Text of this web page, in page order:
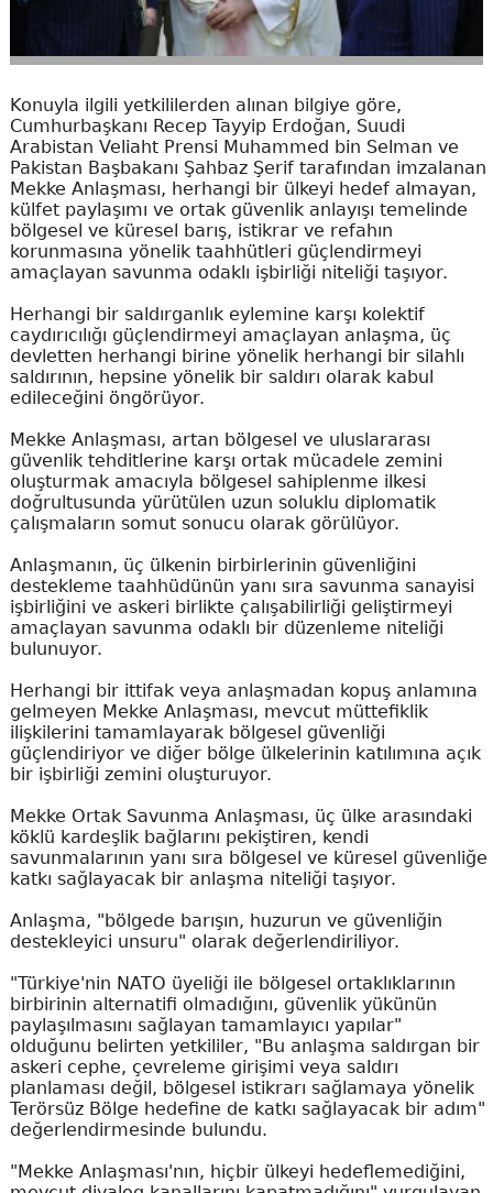
Konuyla ilgili yetkililerden alınan bilgiye göre,
Cumhurbaşkanı Recep Tayyip Erdoğan, Suudi
Arabistan Veliaht Prensi Muhammed bin Selman ve
Pakistan Başbakanı Şahbaz Şerif tarafından imzalanan
Mekke Anlaşması, herhangi bir ülkeyi hedef almayan,
külfet paylaşımı ve ortak güvenlik anlayışı temelinde
bölgesel ve küresel barış, istikrar ve refahın
korunmasına yönelik taahhütleri güçlendirmeyi
amaçlayan savunma odaklı işbirliği niteliği taşıyor.
Herhangi bir saldırganlık eylemine karşı kolektif
caydırıcılığı güçlendirmeyi amaçlayan anlaşma, üç
devletten herhangi birine yönelik herhangi bir silahlı
saldırının, hepsine yönelik bir saldırı olarak kabul
edileceğini öngörüyor.
Mekke Anlaşması, artan bölgesel ve uluslararası
güvenlik tehditlerine karşı ortak mücadele zemini
oluşturmak amacıyla bölgesel sahiplenme ilkesi
doğrultusunda yürütülen uzun soluklu diplomatik
çalışmaların somut sonucu olarak görülüyor.
Anlaşmanın, üç ülkenin birbirlerinin güvenliğini
destekleme taahhüdünün yanı sıra savunma sanayisi
işbirliğini ve askeri birlikte çalışabilirliği geliştirmeyi
amaçlayan savunma odaklı bir düzenleme niteliği
bulunuyor.
Herhangi bir ittifak veya anlaşmadan kopuş anlamına
gelmeyen Mekke Anlaşması, mevcut müttefiklik
ilişkilerini tamamlayarak bölgesel güvenliği
güçlendiriyor ve diğer bölge ülkelerinin katılımına açık
bir işbirliği zemini oluşturuyor.
Mekke Ortak Savunma Anlaşması, üç ülke arasındaki
köklü kardeşlik bağlarını pekiştiren, kendi
savunmalarının yanı sıra bölgesel ve küresel güvenliğe
katkı sağlayacak bir anlaşma niteliği taşıyor.
Anlaşma, "bölgede barışın, huzurun ve güvenliğin
destekleyici unsuru" olarak değerlendiriliyor.
"Türkiye'nin NATO üyeliği ile bölgesel ortaklıklarının
birbirinin alternatifi olmadığını, güvenlik yükünün
paylaşılmasını sağlayan tamamlayıcı yapılar"
olduğunu belirten yetkililer, "Bu anlaşma saldırgan bir
askeri cephe, çevreleme girişimi veya saldırı
planlaması değil, bölgesel istikrarı sağlamaya yönelik
Terörsüz Bölge hedefine de katkı sağlayacak bir adım"
değerlendirmesinde bulundu.
"Mekke Anlaşması'nın, hiçbir ülkeyi hedeflemediğini,